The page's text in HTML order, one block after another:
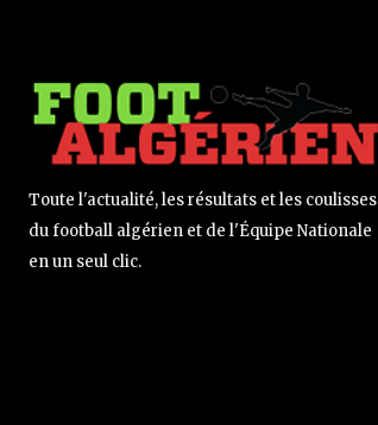
Toute l'actualité, les résultats et les coulisses
du football algérien et de l'Équipe Nationale
en un seul clic.